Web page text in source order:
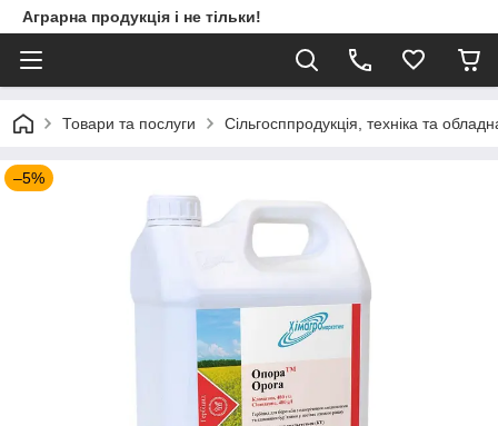
Аграрна продукція і не тільки!
Товари та послуги Сільгосппродукція, техніка та
–5%